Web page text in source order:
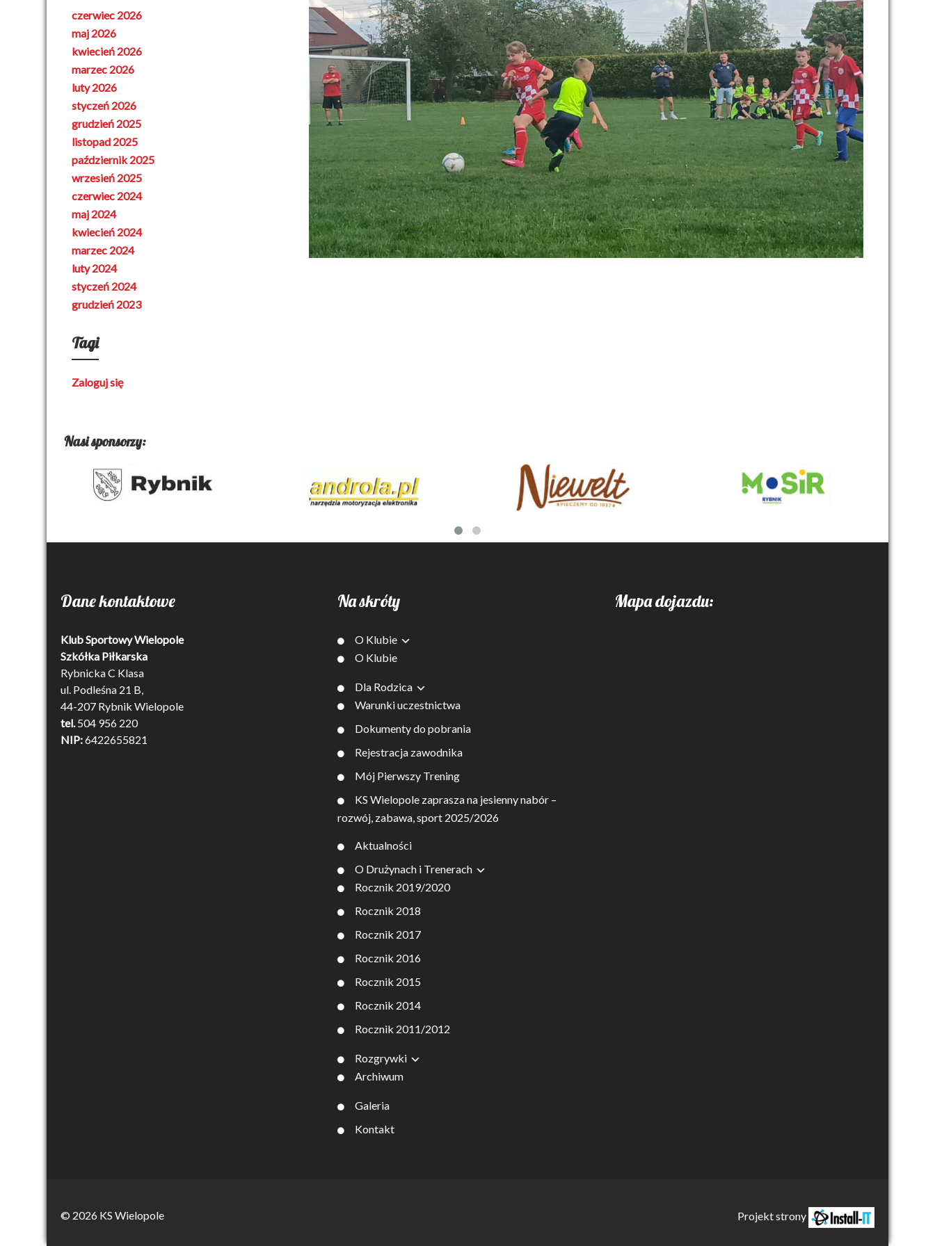
czerwiec 2026
maj 2026
kwiecień 2026
marzec 2026
luty 2026
styczeń 2026
grudzień 2025
listopad 2025
październik 2025
wrzesień 2025
czerwiec 2024
maj 2024
kwiecień 2024
marzec 2024
luty 2024
styczeń 2024
grudzień 2023
Tagi
Zaloguj się
Nasi sponsorzy:
Dane kontaktowe
Klub Sportowy Wielopole
Szkółka Piłkarska
Rybnicka C Klasa
ul. Podleśna 21 B,
44-207 Rybnik Wielopole
tel. 504 956 220
NIP:6422655821
Na skróty
O Klubie
O Klubie
Dla Rodzica
Warunki uczestnictwa
Dokumenty do pobrania
Rejestracja zawodnika
Mój Pierwszy Trening
KS Wielopole zaprasza na jesienny nabór –
rozwój, zabawa, sport 2025/2026
Aktualności
O Drużynach i Trenerach
Rocznik 2019/2020
Rocznik 2018
Rocznik 2017
Rocznik 2016
Rocznik 2015
Rocznik 2014
Rocznik 2011/2012
Rozgrywki
Archiwum
Galeria
Kontakt
Mapa dojazdu:
© 2026 KS Wielopole Projekt strony